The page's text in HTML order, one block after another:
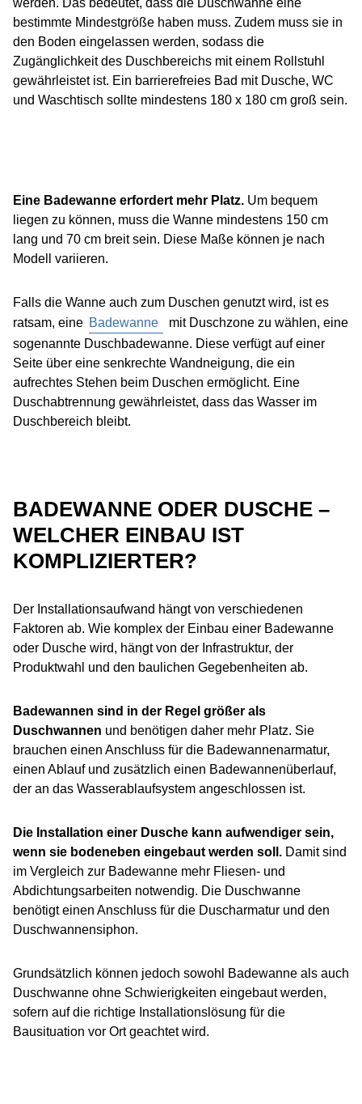
werden. Das bedeutet, dass die Duschwanne eine
bestimmte Mindestgröße haben muss. Zudem muss sie in
den Boden eingelassen werden, sodass die
Zugänglichkeit des Duschbereichs mit einem Rollstuhl
gewährleistet ist. Ein barrierefreies Bad mit Dusche, WC
und Waschtisch sollte mindestens 180 x 180 cm groß sein.
Eine Badewanne erfordert mehr Platz. Um bequem
liegen zu können, muss die Wanne mindestens 150 cm
lang und 70 cm breit sein. Diese Maße können je nach
Modell variieren.
Falls die Wanne auch zum Duschen genutzt wird, ist es
ratsam, eine Badewanne
mit Duschzone zu wählen, eine
sogenannte Duschbadewanne. Diese verfügt auf einer
Seite über eine senkrechte Wandneigung, die ein
aufrechtes Stehen beim Duschen ermöglicht. Eine
Duschabtrennung gewährleistet, dass das Wasser im
Duschbereich bleibt.
BADEWANNE ODER DUSCHE –
WELCHER EINBAU IST
KOMPLIZIERTER?
Der Installationsaufwand hängt von verschiedenen
Faktoren ab. Wie komplex der Einbau einer Badewanne
oder Dusche wird, hängt von der Infrastruktur, der
Produktwahl und den baulichen Gegebenheiten ab.
Badewannen sind in der Regel größer als
Duschwannen und benötigen daher mehr Platz. Sie
brauchen einen Anschluss für die Badewannenarmatur,
einen Ablauf und zusätzlich einen Badewannenüberlauf,
der an das Wasserablaufsystem angeschlossen ist.
Die Installation einer Dusche kann aufwendiger sein,
wenn sie bodeneben eingebaut werden soll. Damit sind
im Vergleich zur Badewanne mehr Fliesen- und
Abdichtungsarbeiten notwendig. Die Duschwanne
benötigt einen Anschluss für die Duscharmatur und den
Duschwannensiphon.
Grundsätzlich können jedoch sowohl Badewanne als auch
Duschwanne ohne Schwierigkeiten eingebaut werden,
sofern auf die richtige Installationslösung für die
Bausituation vor Ort geachtet wird.